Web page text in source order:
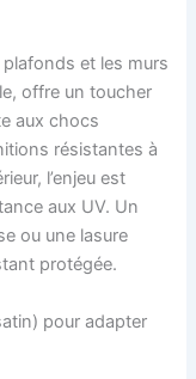
et les murs
offre un toucher
aux chocs
résistantes à
l’enjeu est
aux UV. Un
ou une lasure
protégée.
pour adapter